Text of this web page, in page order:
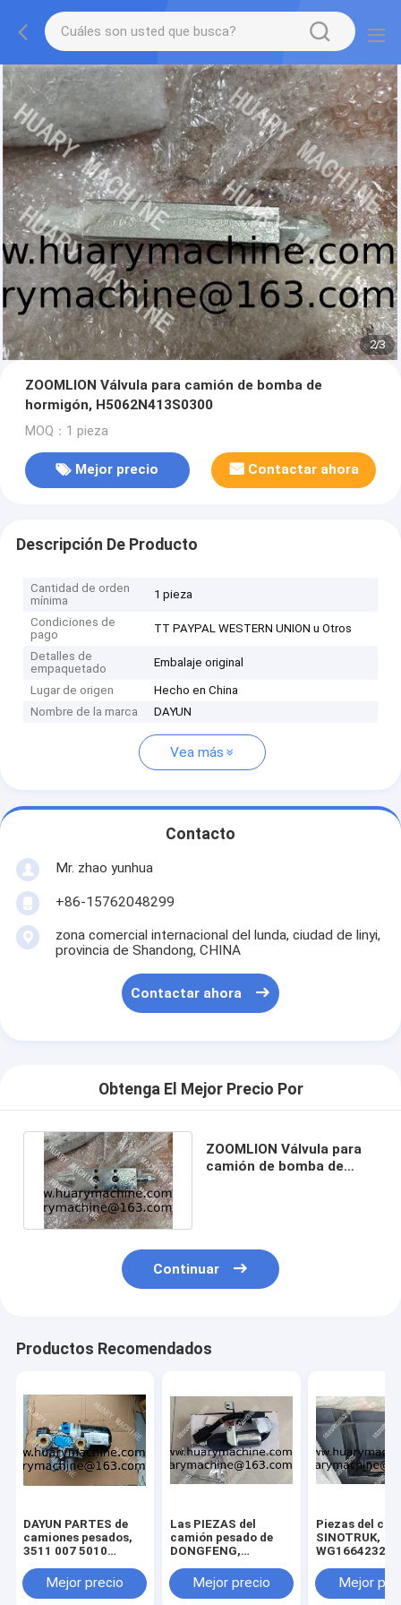
2/3
ZOOMLION Válvula para camión de bomba de
hormigón, H5062N413S0300
MOQ：1 pieza
Mejor precio Contactar ahora
Descripción De Producto
Cantidad de orden
mínima
1 pieza
Condiciones de
pago
TT PAYPAL WESTERN UNION u Otros
Detalles de
empaquetado
Embalaje original
Lugar de origen
Hecho en China
Nombre de la marca
DAYUN
Vea más
Contacto
Mr. zhao yunhua
+86-15762048299
zona comercial internacional del lunda, ciudad de linyi,
provincia de Shandong, CHINA
Contactar ahora
Obtenga El Mejor Precio Por
ZOOMLION Válvula para
camión de bomba de
Continuar
Productos Recomendados
DAYUN PARTES de
camiones pesados,
3511 007 5010
Dayun CGC4250
Mejor precio
Las PIEZAS del
camión pesado de
DONGFENG,
el solenoide,
solenoide apagado
Mejor precio
Piezas del
SINOTRUK,
pasoMejor